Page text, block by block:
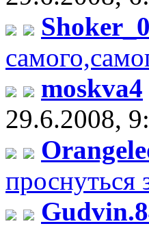
moskva4
29.6.2008,
проснуться